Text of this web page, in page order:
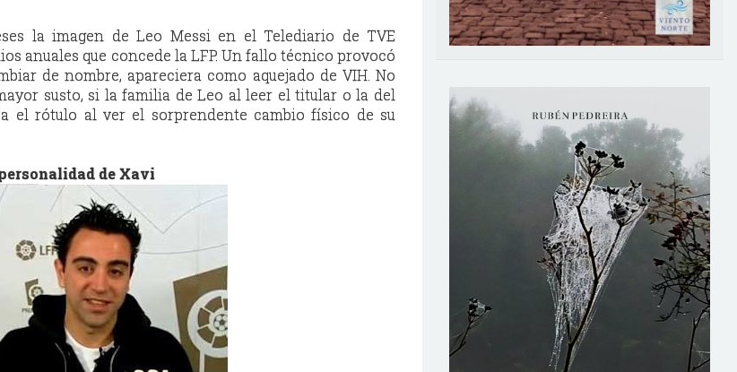
la imagen de Leo Messi en el Telediario de TVE
anuales que concede la LFP. Un fallo técnico provocó
de nombre, apareciera como aquejado de VIH. No
susto, si la familia de Leo al leer el titular o la del
el rótulo al ver el sorprendente cambio físico de su
de Xavi